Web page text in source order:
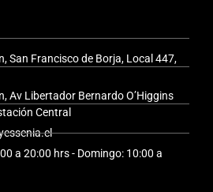
San Francisco de Borja, Local 447,
Av Libertador Bernardo O’Higgins
Central
a 20:00 hrs - Domingo: 10:00 a